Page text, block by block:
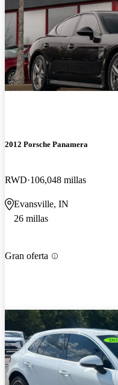
2012 Porsche Panamera
RWD 106,048 millas
Evansville, IN
26 millas
Gran oferta